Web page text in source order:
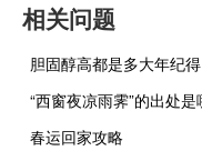
相关问题
胆固醇高都是多大年纪得
“西窗夜凉雨霁”的出处是
春运回家攻略